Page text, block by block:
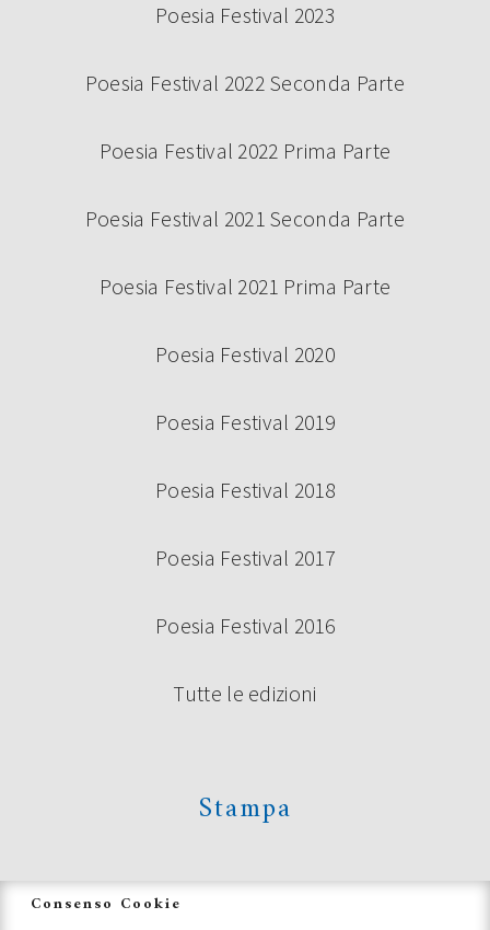
Continua a leggere
BANDO VOLONTARI POESIA FESTIVAL
Poesia Festival 2023
Poesia Festival 2022 Seconda Parte
Poesia Festival 2022 Prima Parte
Poesia Festival 2021 Seconda Parte
Poesia Festival 2021 Prima Parte
Poesia Festival 2020
Poesia Festival 2019
Poesia Festival 2018
Poesia Festival 2017
Poesia Festival 2016
Tutte le edizioni
Stampa
Consenso Cookie